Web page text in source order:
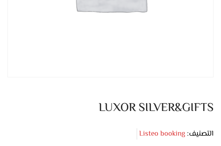
LUXOR SILVER&GIFTS
التصنيف: Listeo booking